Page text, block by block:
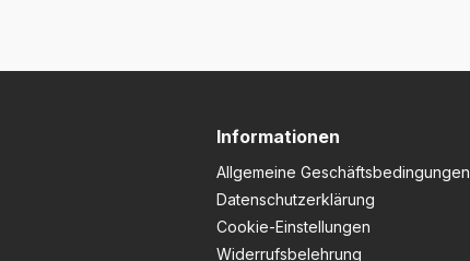
Informationen
Allgemeine Geschäftsbedingungen
Datenschutzerklärung
Cookie-Einstellungen
Widerrufsbelehrung